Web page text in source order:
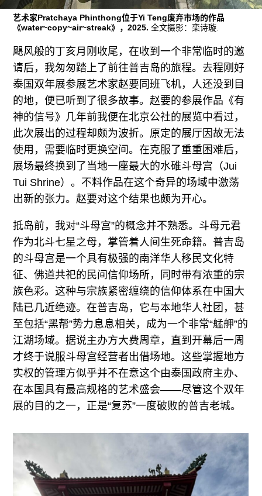
联系我们
关注我们
艺术家Pratchaya Phinthong位于Yi Teng废弃市场的作品
《water~copy~air~streak》，2025. 全文摄影：栾诗璇.
飓风般的丁亥月刚收尾，在收到一个非常临时的邀
请后，我匆匆踏上了前往普吉岛的旅程。去程刚好
泰国双年展参展艺术家赵要同班飞机，人还没到目
的地，便已听到了很多故事。赵要的参展作品《有
神的信号》几年前我便在北京公社的展览中看过，
此次展出的过程却颇为波折。原定的展厅因故无法
使用，需要临时更换空间。在克服了重重困难后，
展场最终换到了当地一座最大的水碓斗母宫（Jui
Tui Shrine）。不料作品在这个奇异的场域中激荡
出新的张力。赵要对这个结果也颇为开心。
抵岛前，我对“斗母宫”的概念并不熟悉。斗母元君
作为北斗七星之母，掌管着人间生死命籍。普吉岛
的斗母宫是一个具有极强的南洋华人移民文化特
征、佛道共祀的民间信仰场所，同时带有浓重的宗
族色彩。这种与宗族紧密缠绕的信仰体系在中国大
陆已几近绝迹。在普吉岛，它与本地华人社团，甚
至包括“黑帮”势力息息相关，成为一个非常“艋舺”的
江湖场域。据说主办方大费周章，直到开幕后一周
才终于说服斗母宫经营者出借场地。这些掌握地方
实权的管理方似乎并不在意这个由泰国政府主办、
在本国具有最高规格的艺术盛会——尽管这个双年
展的目的之一，正是“复苏”一度破败的普吉老城。